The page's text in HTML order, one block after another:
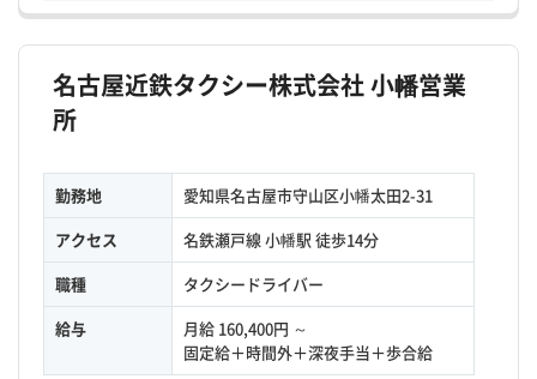
名古屋近鉄タクシー株式会社 小幡営業
所
勤務地
愛知県名古屋市守山区小幡太田2-31
アクセス
名鉄瀬戸線 小幡駅 徒歩14分
職種
タクシードライバー
給与
月給 160,400円 ～
固定給＋時間外＋深夜手当＋歩合給